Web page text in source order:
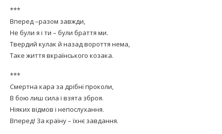
***
Вперед –разом завжди,
Не були я і ти – були браття ми.
Твердий кулак й назад вороття нема,
Таке життя вкраїнського козака.
***
Смертна кара за дрібні проколи,
В бою лиш сила і взята зброя.
Ніяких відмов і непослухання.
Вперед! За країну – їхнє завдання.